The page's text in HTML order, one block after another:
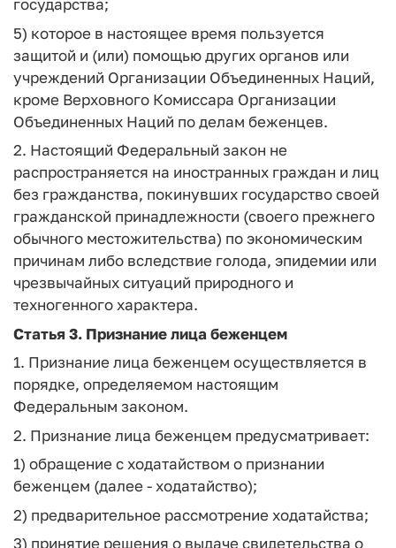
государства;
5) которое в настоящее время пользуется
защитой и (или) помощью других органов или
учреждений Организации Объединенных Наций,
кроме Верховного Комиссара Организации
Объединенных Наций по делам беженцев.
2. Настоящий Федеральный закон не
распространяется на иностранных граждан и лиц
без гражданства, покинувших государство своей
гражданской принадлежности (своего прежнего
обычного местожительства) по экономическим
причинам либо вследствие голода, эпидемии или
чрезвычайных ситуаций природного и
техногенного характера.
Статья 3. Признание лица беженцем
1. Признание лица беженцем осуществляется в
порядке, определяемом настоящим
Федеральным законом.
2. Признание лица беженцем предусматривает:
1) обращение с ходатайством о признании
беженцем (далее - ходатайство);
2) предварительное рассмотрение ходатайства;
3) принятие решения о выдаче свидетельства о